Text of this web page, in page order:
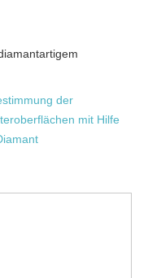
der
mit Hilfe